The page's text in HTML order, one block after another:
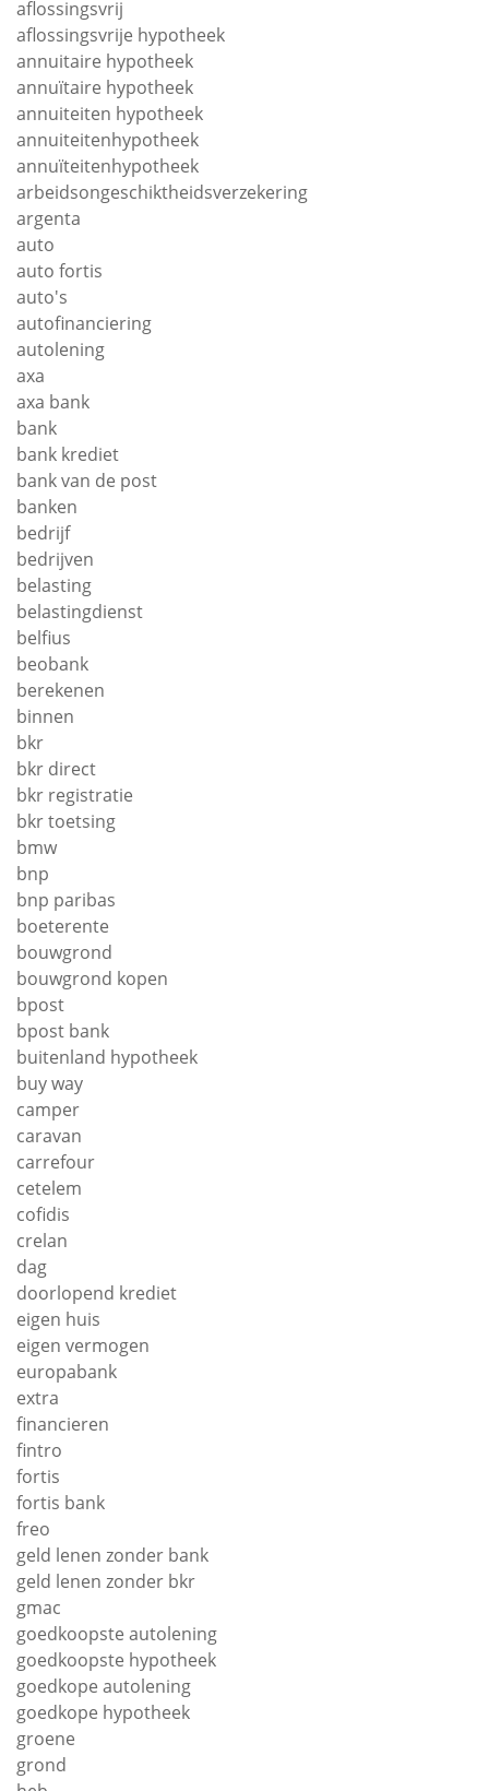
aflossingsvrij
aflossingsvrije hypotheek
annuitaire hypotheek
annuïtaire hypotheek
annuiteiten hypotheek
annuiteitenhypotheek
annuïteitenhypotheek
arbeidsongeschiktheidsverzekering
argenta
auto
auto fortis
auto's
autofinanciering
autolening
axa
axa bank
bank
bank krediet
bank van de post
banken
bedrijf
bedrijven
belasting
belastingdienst
belfius
beobank
berekenen
binnen
bkr
bkr direct
bkr registratie
bkr toetsing
bmw
bnp
bnp paribas
boeterente
bouwgrond
bouwgrond kopen
bpost
bpost bank
buitenland hypotheek
buy way
camper
caravan
carrefour
cetelem
cofidis
crelan
dag
doorlopend krediet
eigen huis
eigen vermogen
europabank
extra
financieren
fintro
fortis
fortis bank
freo
geld lenen zonder bank
geld lenen zonder bkr
gmac
goedkoopste autolening
goedkoopste hypotheek
goedkope autolening
goedkope hypotheek
groene
grond